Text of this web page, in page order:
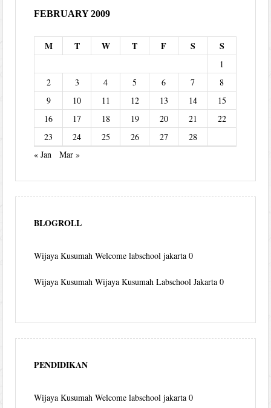
FEBRUARY 2009
M T W T F S S
1
2
3 4 5 6 7
8
9
10 11 12 13 14
15
16
17 18 19 20 21
22
23
24 25 26 27
28
« Jan
Mar »
BLOGROLL
Wijaya Kusumah Welcome labschool jakarta 0
Wijaya Kusumah Wijaya Kusumah Labschool Jakarta 0
PENDIDIKAN
Wijaya Kusumah Welcome labschool jakarta 0